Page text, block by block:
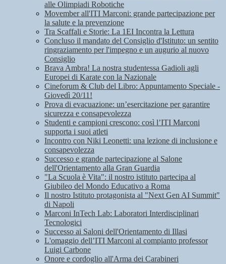
alle Olimpiadi Robotiche
Movember all'ITI Marconi: grande partecipazione per
la salute e la prevenzione
Tra Scaffali e Storie: La 1EI Incontra la Lettura
Concluso il mandato del Consiglio d'Istituto: un sentito
ringraziamento per l'impegno e un augurio al nuovo
Consiglio
Brava Ambra! La nostra studentessa Gadioli agli
Europei di Karate con la Nazionale
Cineforum & Club del Libro: Appuntamento Speciale -
Giovedì 20/11!
Prova di evacuazione: un’esercitazione per garantire
sicurezza e consapevolezza
Studenti e campioni crescono: così l’ITI Marconi
supporta i suoi atleti
Incontro con Niki Leonetti: una lezione di inclusione e
consapevolezza
Successo e grande partecipazione al Salone
dell'Orientamento alla Gran Guardia
"La Scuola è Vita": il nostro istituto partecipa al
Giubileo del Mondo Educativo a Roma
Il nostro Istituto protagonista al "Next Gen AI Summit"
di Napoli
Marconi InTech Lab: Laboratori Interdisciplinari
Tecnologici
Successo ai Saloni dell'Orientamento di Illasi
L'omaggio dell’ITI Marconi al compianto professor
Luigi Carbone
Onore e cordoglio all'Arma dei Carabineri